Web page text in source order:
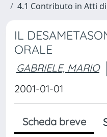
4.1 Contributo in Atti
IL
ORALE
GABRIELE, MARIO
2001-01-01
Scheda breve